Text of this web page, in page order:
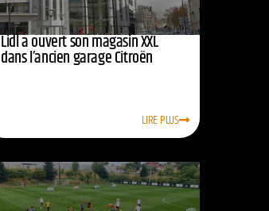
Lidl a ouvert son magasin XXL
dans l’ancien garage Citroën
LIRE PLUS